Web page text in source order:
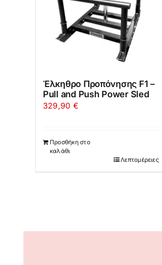
Έλκηθρο Προπόνησης F1 –
Pull and Push Power Sled
329,90 €
Προσθήκη στο
καλάθι
Λεπτομέρειες